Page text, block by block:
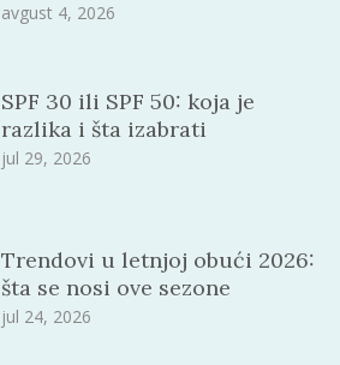
avgust 4, 2026
SPF 30 ili SPF 50: koja je
razlika i šta izabrati
jul 29, 2026
Trendovi u letnjoj obući 2026:
šta se nosi ove sezone
jul 24, 2026